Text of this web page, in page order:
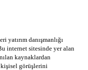
yatırım danışmanlığı
internet sitesinde yer alan
kaynaklardan
kişisel görüşlerini